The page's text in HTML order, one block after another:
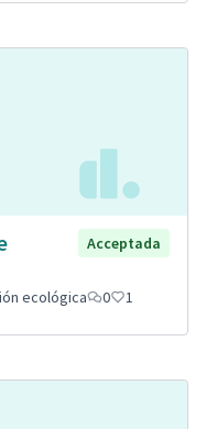
Acceptada
ecológica 0 1